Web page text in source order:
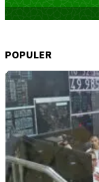
POPULER